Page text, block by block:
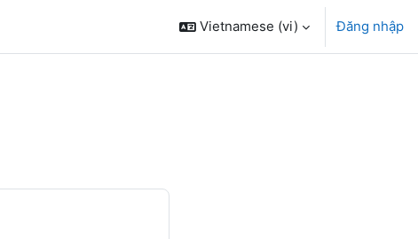
Vietnamese ‎(vi)‎ Đăng nhập